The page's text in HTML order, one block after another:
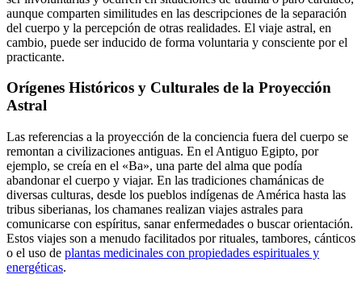
aunque comparten similitudes en las descripciones de la separación
del cuerpo y la percepción de otras realidades. El viaje astral, en
cambio, puede ser inducido de forma voluntaria y consciente por el
practicante.
Orígenes Históricos y Culturales de la Proyección
Astral
Las referencias a la proyección de la conciencia fuera del cuerpo se
remontan a civilizaciones antiguas. En el Antiguo Egipto, por
ejemplo, se creía en el «Ba», una parte del alma que podía
abandonar el cuerpo y viajar. En las tradiciones chamánicas de
diversas culturas, desde los pueblos indígenas de América hasta las
tribus siberianas, los chamanes realizan viajes astrales para
comunicarse con espíritus, sanar enfermedades o buscar orientación.
Estos viajes son a menudo facilitados por rituales, tambores, cánticos
o el uso de plantas medicinales con propiedades espirituales y
energéticas.